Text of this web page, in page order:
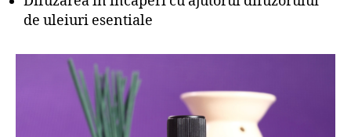
de uleiuri esentiale